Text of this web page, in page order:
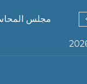
مجلس